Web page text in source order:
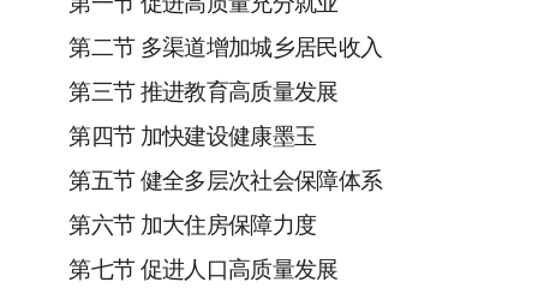
第二节 多渠道增加城乡居民收入
第三节 推进教育高质量发展
第四节 加快建设健康墨玉
第五节 健全多层次社会保障体系
第六节 加大住房保障力度
第七节 促进人口高质量发展